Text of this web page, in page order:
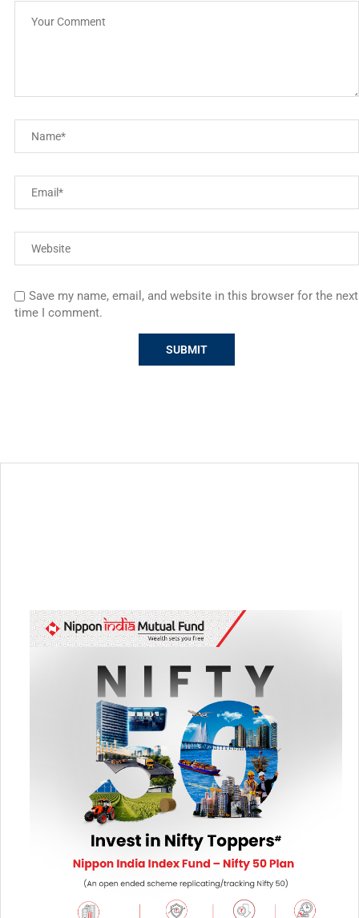
Save my name, email, and website in this browser for the next
time I comment.